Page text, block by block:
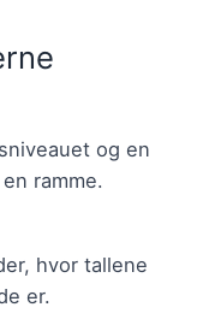
og en
ramme.
hvor tallene
er.